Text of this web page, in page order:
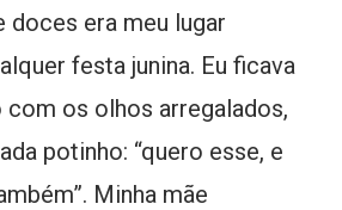
doces era meu lugar
festa junina. Eu ficava
com os olhos arregalados,
potinho: “quero esse, e
Minha mãe